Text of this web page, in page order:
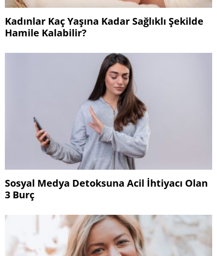
Kadınlar Kaç Yaşına Kadar Sağlıklı Şekilde
Hamile Kalabilir?
Sosyal Medya Detoksuna Acil İhtiyacı Olan
3 Burç